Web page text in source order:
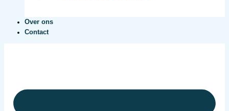
Over ons
Contact